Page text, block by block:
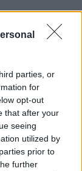
parties, or
for
opt-out
that after your
seeing
utilized by
prior to
further
το
– Πάνος
η αδερφή
της και οι